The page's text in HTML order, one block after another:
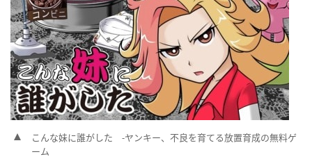
こんな妹に誰がした ‐ヤンキー、不良を育てる放置育成の無料ゲ
ーム